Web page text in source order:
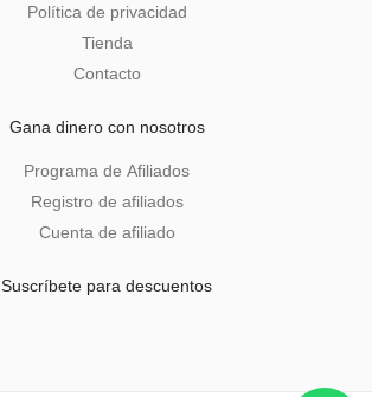
Política de privacidad
Tienda
Contacto
Gana dinero con nosotros
Programa de Afiliados
Registro de afiliados
Cuenta de afiliado
Suscríbete para descuentos